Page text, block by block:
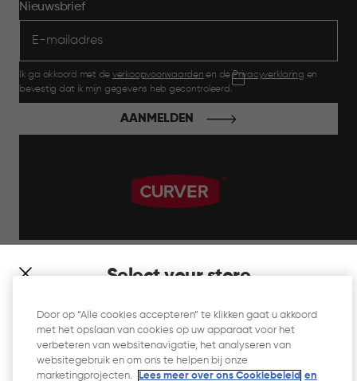
Select your store
which store would you like to shop?
Nieuwsbrief
Ik ga akkoord met de verkoopvoorwaarden en dePrivacyverklaring en
bevestig dat ik mijn gegevens heb gecontroleerd.
AANMELDEN
Website Gebruiksvoorwaarden
Privacyverklaring
Door op “Alle cookies accepteren” te klikken gaat u akkoord
met het opslaan van cookies op uw apparaat voor het
verbeteren van websitenavigatie, het analyseren van
websitegebruik en om ons te helpen bij onze
marketingprojecten.
Lees meer over ons Cookiebeleid en